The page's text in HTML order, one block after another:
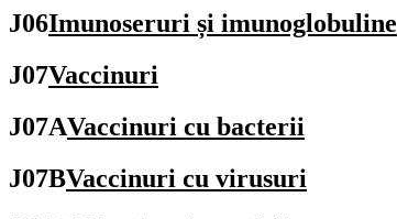
J06Imunoseruri și imunoglobuline
J07Vaccinuri
J07AVaccinuri cu bacterii
J07BVaccinuri cu virusuri